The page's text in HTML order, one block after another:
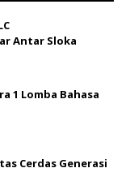
Antar Sloka
1 Lomba Bahasa
Cerdas Generasi